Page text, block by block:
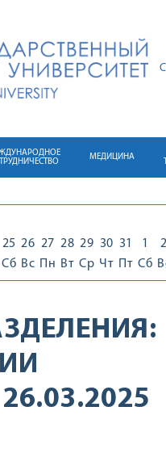
МЕДИЦИНА
25
Сб
26
Вс
27
Пн
28
Вт
29
Ср
30
Чт
31
Пт
1
Сб
2